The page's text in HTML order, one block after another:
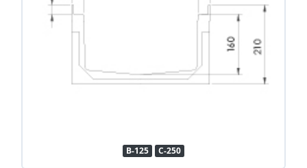
B-125 C-250